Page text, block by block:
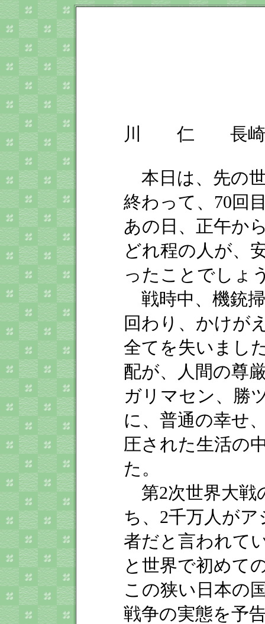
川 仁 長崎
本日は、先の
終わって、70回
あの日、正午か
どれ程の人が、
ったことでしょ
戦時中、機銃
回わり、かけが
全てを失いまし
配が、人間の尊
ガリマセン、勝
に、普通の幸せ
圧された生活の
た。
第2次世界大戦
ち、2千万人が
者だと言われて
と世界で初めて
この狭い日本の
戦争の実態を予